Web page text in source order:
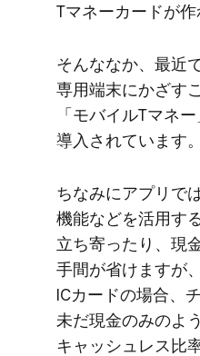
Tマネーカードが​作
そんな​なか、​最近
専用端末に​かざす​
「モバイルTマネー
導入されています。
ちなみに​アプリで
機能などを​活用す
立ち寄ったり、​現
手間が​省けますが
ICカードの​場合、​
未だ現金のみのよ
キャッシュレス比